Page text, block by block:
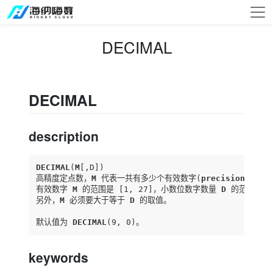
DECIMAL
DECIMAL
description
DECIMAL (M [,D] )
高精度定点数，M 代表一共有多少个有效数字( precision
有效数字 M 的范围是 [1, 27] ，小数位数字数量 D 的范围是
另外，M 必须要大于等于 D 的取值。
默认值为 DECIMAL (9, 0)。
keywords